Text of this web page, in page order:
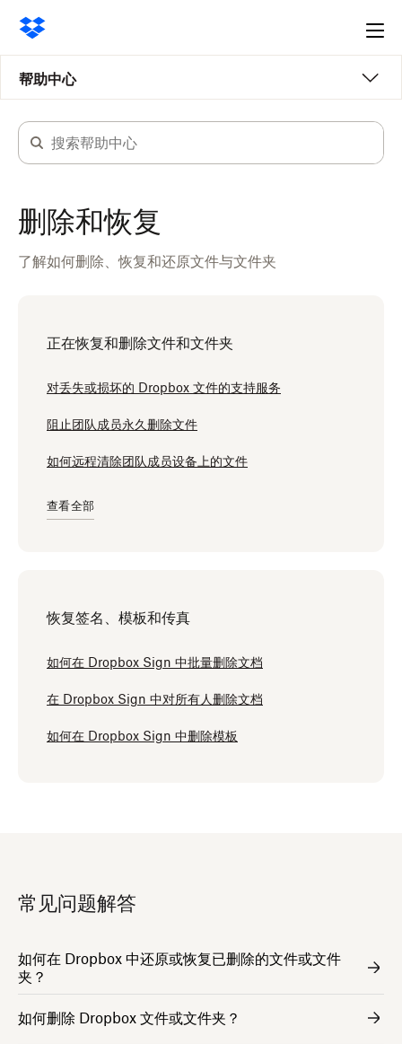
帮助中心
删除和恢复
了解如何删除、恢复和还原文件与文件夹
正在恢复和删除文件和文件夹
对丢失或损坏的 Dropbox 文件的支持服务
阻止团队成员永久删除文件
如何远程清除团队成员设备上的文件
查看全部
恢复签名、模板和传真
如何在 Dropbox Sign 中批量删除文档
在 Dropbox Sign 中对所有人删除文档
如何在 Dropbox Sign 中删除模板
常见问题解答
如何在 Dropbox 中还原或恢复已删除的文件或文件
夹？
如何删除 Dropbox 文件或文件夹？